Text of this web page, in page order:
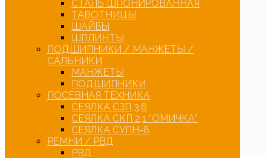
СТАЛЬ ШПОНИРОВАННАЯ
ТАВОТНИЦЫ
ШАЙБЫ
ШПЛИНТЫ
ПОДШИПНИКИ / МАНЖЕТЫ /
САЛЬНИКИ
МАНЖЕТЫ
ПОДШИПНИКИ
ПОСЕВНАЯ ТЕХНИКА
СЕЯЛКА СЗП 3,6
СЕЯЛКА СКП 2,1 “ОМИЧКА”
СЕЯЛКА СУПН-8
РЕМНИ / РВД
РВД